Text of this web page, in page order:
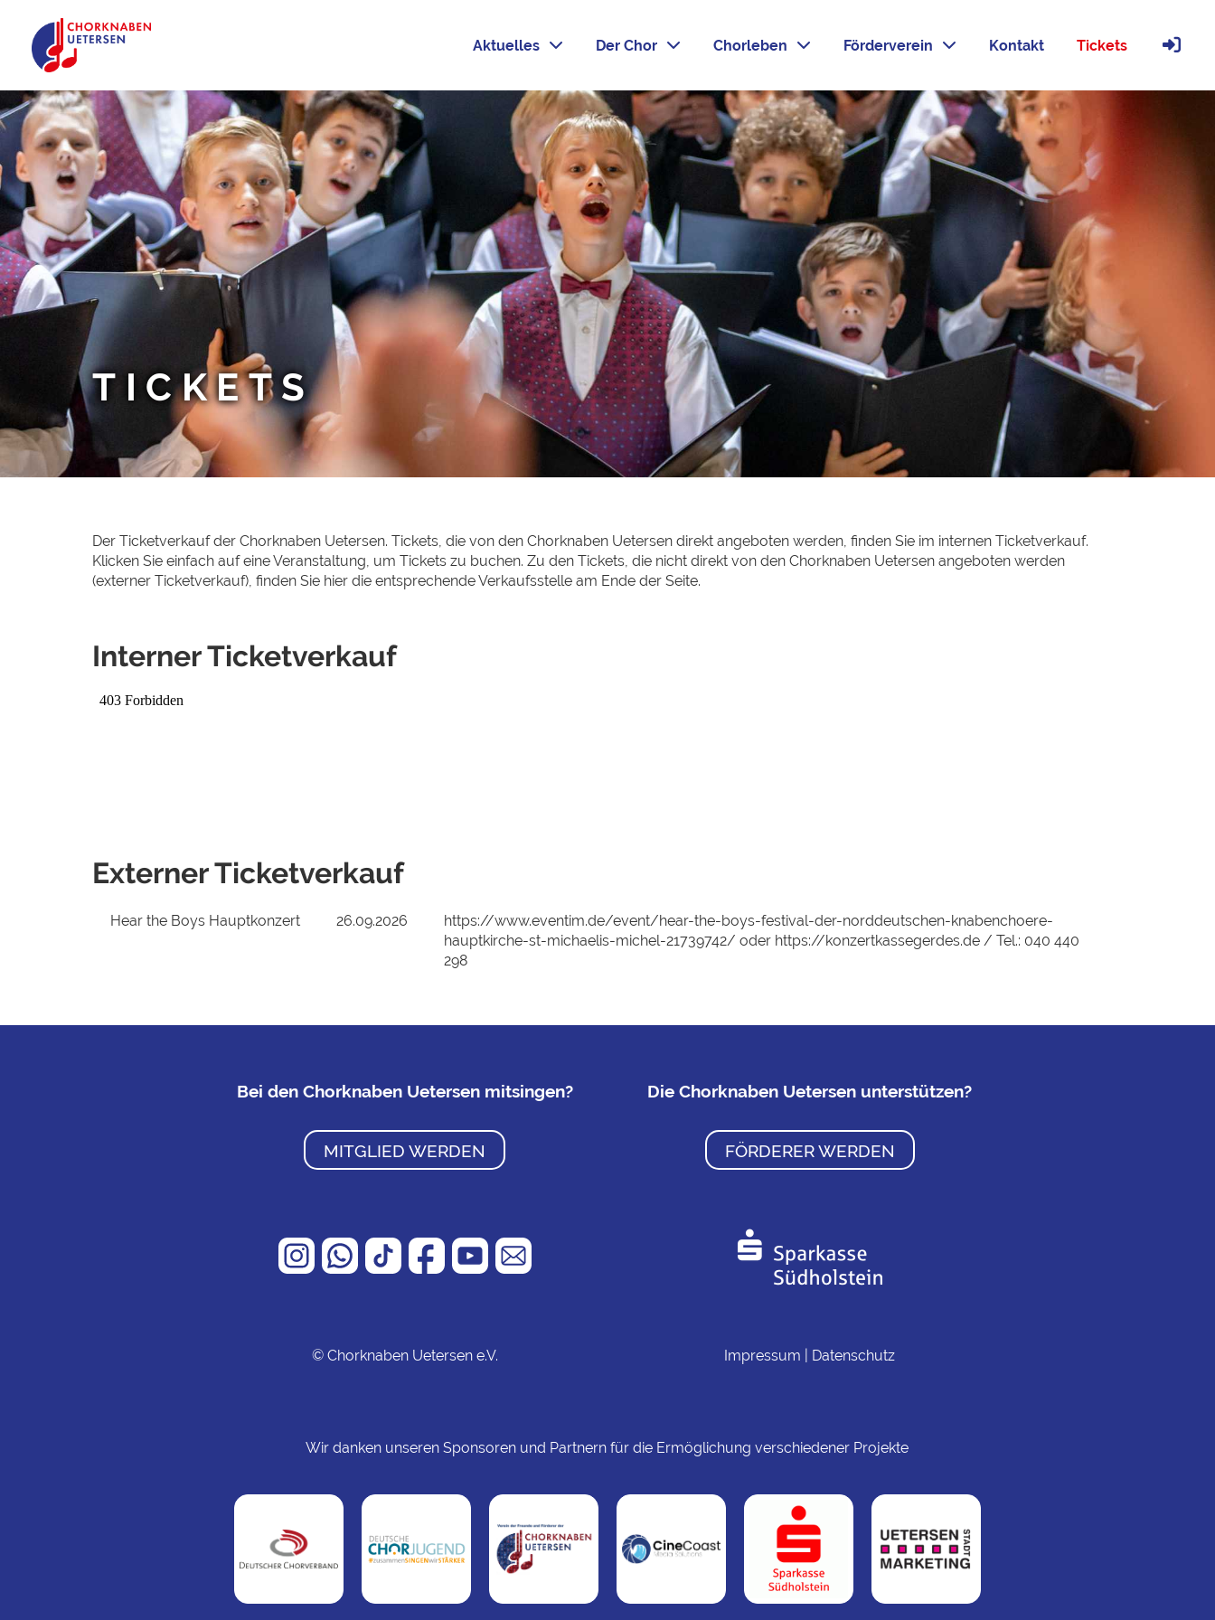
Aktuelles Der Chor Chorleben Förderverein Kontakt Tickets
TICKETS
Der Ticketverkauf der Chorknaben Uetersen. Tickets, die von den Chorknaben Uetersen direkt angeboten werden, finden Sie im internen Ticketverkauf.
Klicken Sie einfach auf eine Veranstaltung, um Tickets zu buchen. Zu den Tickets, die nicht direkt von den Chorknaben Uetersen angeboten werden
(externer Ticketverkauf), finden Sie hier die entsprechende Verkaufsstelle am Ende der Seite.
Interner Ticketverkauf
Externer Ticketverkauf
Hear the Boys Hauptkonzert 26.09.2026
https://www.eventim.de/event/hear-the-boys-festival-der-norddeutschen-knabenchoere-
hauptkirche-st-michaelis-michel-21739742/ oder https://konzertkassegerdes.de / Tel.: 040 440
298
Bei den Chorknaben Uetersen mitsingen?
MITGLIED WERDEN
Die Chorknaben Uetersen unterstützen?
FÖRDERER WERDEN
© Chorknaben Uetersen e.V. Impressum Datenschutz
Wir danken unseren Sponsoren und Partnern für die Ermöglichung verschiedener Projekte